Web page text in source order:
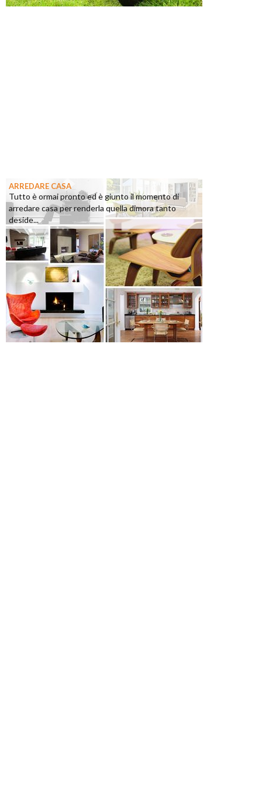
ARREDARE CASA
Tutto è ormai pronto ed è giunto il momento di
arredare casa per renderla quella dimora tanto
deside...